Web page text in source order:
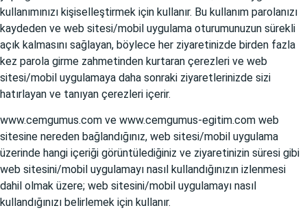
kullanımınızı kişiselleştirmek için kullanır. Bu kullanım parolanızı
kaydeden ve web sitesi/mobil uygulama oturumunuzun sürekli
açık kalmasını sağlayan, böylece her ziyaretinizde birden fazla
kez parola girme zahmetinden kurtaran çerezleri ve web
sitesi/mobil uygulamaya daha sonraki ziyaretlerinizde sizi
hatırlayan ve tanıyan çerezleri içerir.
www.cemgumus.com ve www.cemgumus-egitim.com web
sitesine nereden bağlandığınız, web sitesi/mobil uygulama
üzerinde hangi içeriği görüntülediğiniz ve ziyaretinizin süresi gibi
web sitesini/mobil uygulamayı nasıl kullandığınızın izlenmesi
dahil olmak üzere; web sitesini/mobil uygulamayı nasıl
kullandığınızı belirlemek için kullanır.